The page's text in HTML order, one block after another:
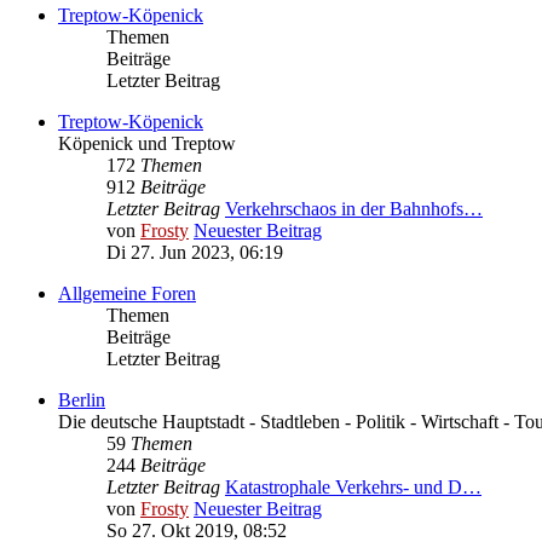
Treptow-Köpenick
Themen
Beiträge
Letzter Beitrag
Treptow-Köpenick
Köpenick und Treptow
172 Themen
912 Beiträge
Letzter Beitrag Verkehrschaos in der Bahnhofs…
von Frosty Neuester Beitrag
Di 27. Jun 2023, 06:19
Allgemeine Foren
Themen
Beiträge
Letzter Beitrag
Berlin
Die deutsche Hauptstadt - Stadtleben - Politik - Wirtschaft -
59 Themen
244 Beiträge
Letzter Beitrag Katastrophale Verkehrs- und D…
von Frosty Neuester Beitrag
So 27. Okt 2019, 08:52